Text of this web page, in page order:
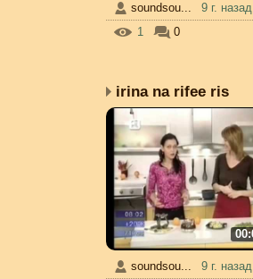
soundsou...
9 г. назад
1
0
irina na rifee ris
soundsou...
9 г. назад